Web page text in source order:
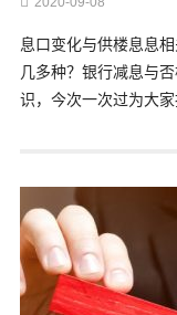
息口变化与供楼息息
几多种？银行减息与
识，今次一次过为大家